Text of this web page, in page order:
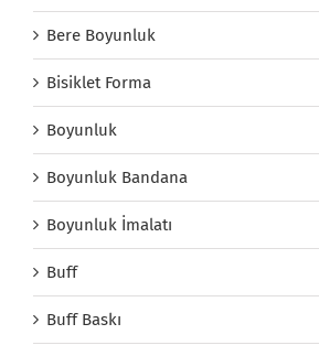
Bere Boyunluk
Bisiklet Forma
Boyunluk
Boyunluk Bandana
Boyunluk İmalatı
Buff
Buff Baskı